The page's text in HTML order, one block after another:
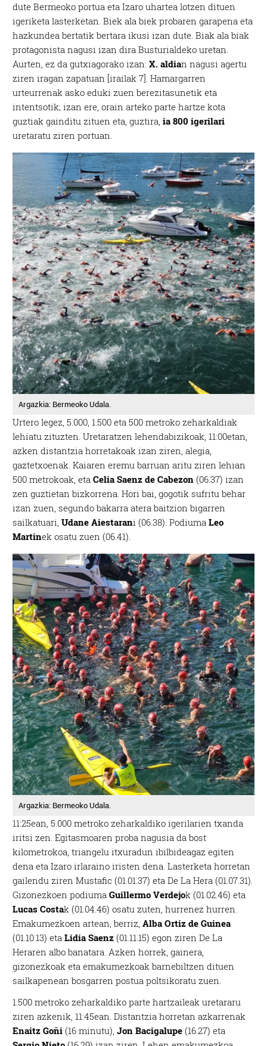
dute Bermeoko portua eta Izaro uhartea lotzen dituen
igeriketa lasterketan. Biek ala biek probaren garapena eta
hazkundea bertatik bertara ikusi izan dute. Biak ala biak
protagonista nagusi izan dira Busturialdeko uretan.
Aurten, ez da gutxiagorako izan:X. aldian nagusi agertu
ziren iragan zapatuan [irailak 7]. Hamargarren
urteurrenak asko eduki zuen berezitasunetik eta
intentsotik; izan ere, orain arteko parte hartze kota
guztiak gainditu zituen eta, guztira,ia 800 igerilari
uretaratu ziren portuan.
Argazkia: Bermeoko Udala.
Urtero legez, 5.000, 1.500 eta 500 metroko zeharkaldiak
lehiatu zituzten. Uretaratzen lehendabizikoak, 11:00etan,
azken distantzia horretakoak izan ziren, alegia,
gaztetxoenak. Kaiaren eremu barruan aritu ziren lehian
500 metrokoak, etaCelia Saenz de Cabezon (06.37) izan
zen guztietan bizkorrena. Hori bai, gogotik sufritu behar
izan zuen, segundo bakarra atera baitzion bigarren
sailkatuari,Udane Aiestarani (06.38). PodiumaLeo
Martinek osatu zuen (06.41).
Argazkia: Bermeoko Udala.
11:25ean, 5.000 metroko zeharkaldiko igerilarien txanda
iritsi zen. Egitasmoaren proba nagusia da bost
kilometrokoa, triangelu itxuradun ibilbideagaz egiten
dena eta Izaro irlaraino iristen dena. Lasterketa horretan
gailendu ziren Mustafic (01.01.37) eta De La Hera (01.07.31).
Gizonezkoen podiumaGuillermo Verdejok (01.02.46) eta
Lucas Costak (01.04.46) osatu zuten, hurrenez hurren.
Emakumezkoen artean, berriz,Alba Ortiz de Guinea
(01.10.13) etaLidia Saenz (01.11.15) egon ziren De La
Heraren albo banatara. Azken horrek, gainera,
gizonezkoak eta emakumezkoak barnebiltzen dituen
sailkapenean bosgarren postua poltsikoratu zuen.
1.500 metroko zeharkaldiko parte hartzaileak uretararu
ziren azkenik, 11:45ean. Distantzia horretan azkarrenak
Enaitz Goñi (16 minutu),Jon Bacigalupe (16.27) eta